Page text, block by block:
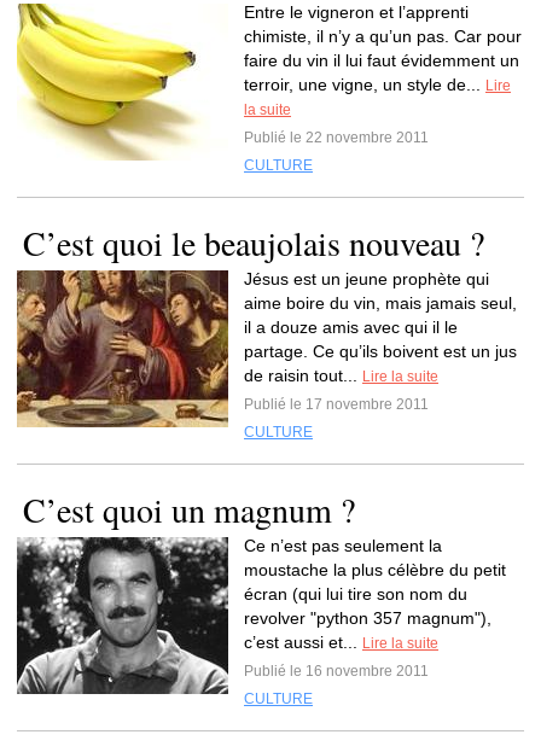
Entre le vigneron et l’apprenti
chimiste, il n’y a qu’un pas. Car pour
faire du vin il lui faut évidemment un
terroir, une vigne, un style de...
Lire
la suite
Publié le 22 novembre 2011
CULTURE
C’est quoi le beaujolais nouveau ?
Jésus est un jeune prophète qui
aime boire du vin, mais jamais seul,
il a douze amis avec qui il le
partage. Ce qu’ils boivent est un jus
de raisin tout...
Lire la suite
Publié le 17 novembre 2011
CULTURE
C’est quoi un magnum ?
Ce n’est pas seulement la
moustache la plus célèbre du petit
écran (qui lui tire son nom du
revolver "python 357 magnum"),
c’est aussi et...
Lire la suite
Publié le 16 novembre 2011
CULTURE